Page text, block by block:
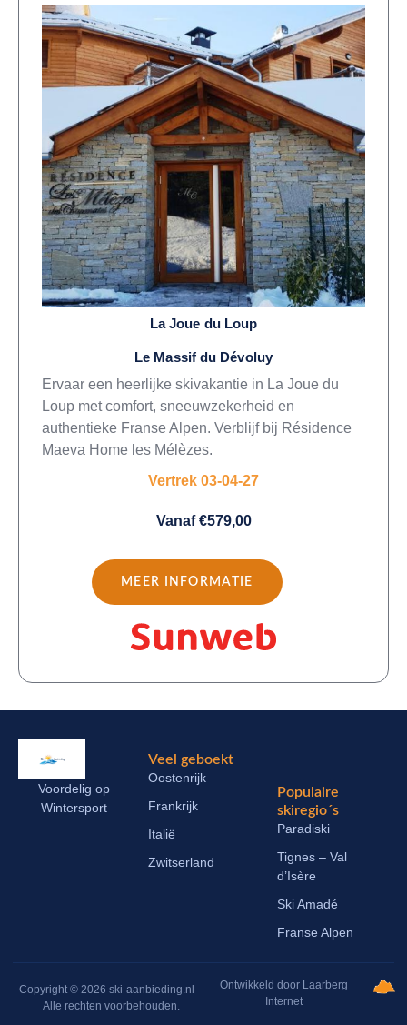
La Joue du Loup
Le Massif du Dévoluy
Ervaar een heerlijke skivakantie in La Joue du
Loup met comfort, sneeuwzekerheid en
authentieke Franse Alpen. Verblijf bij Résidence
Maeva Home les Mélèzes.
Vertrek 03-04-27
Vanaf €579,00
MEER INFORMATIE
Voordelig op
Wintersport
Veel geboekt
Oostenrijk
Frankrijk
Italië
Zwitserland
Populaire
skiregio´s
Paradiski
Tignes – Val
d’Isère
Ski Amadé
Franse Alpen
Copyright © 2026 ski-aanbieding.nl –
Alle rechten voorbehouden.
Ontwikkeld door Laarberg
Internet